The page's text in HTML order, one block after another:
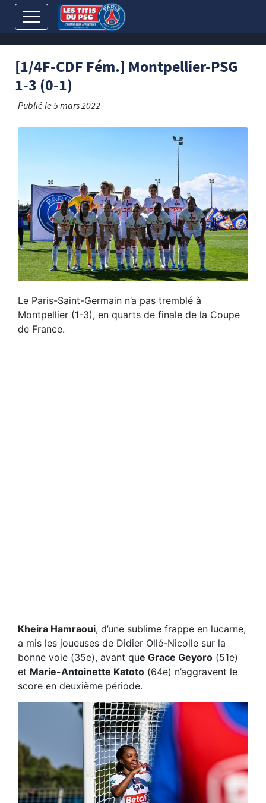
[1/4F-CDF Fém.] Montpellier-PSG
1-3 (0-1)
Publié le5 mars 2022
Le Paris-Saint-Germain n’a pas tremblé à
Montpellier (1-3), en quarts de finale de la Coupe
de France.
Kheira Hamraoui, d’une sublime frappe en lucarne,
a mis les joueuses de Didier Ollé-Nicolle sur la
bonne voie (35e), avant que Grace Geyoro (51e)
et Marie-Antoinette Katoto (64e) n’aggravent le
score en deuxième période.